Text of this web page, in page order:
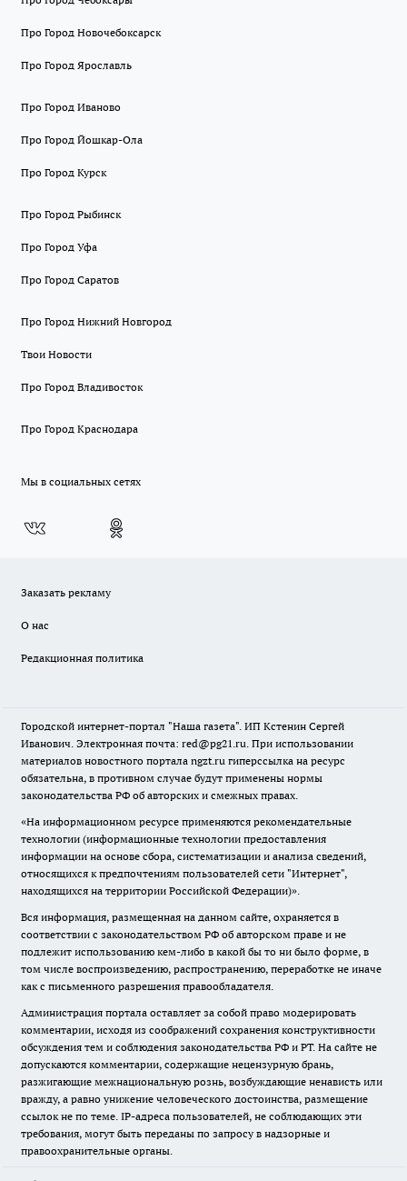
Про Город Новочебоксарск
Про Город Ярославль
Про Город Иваново
Про Город Йошкар-Ола
Про Город Курск
Про Город Рыбинск
Про Город Уфа
Про Город Саратов
Про Город Нижний Новгород
Твои Новости
Про Город Владивосток
Про Город Краснодара
Мы в социальных сетях
Заказать рекламу
О нас
Редакционная политика
Городской интернет-портал "Наша газета". ИП Кстенин Сергей
Иванович. Электронная почта: red@pg21.ru. При использовании
материалов новостного портала ngzt.ru гиперссылка на ресурс
обязательна, в противном случае будут применены нормы
законодательства РФ об авторских и смежных правах.
«На информационном ресурсе применяются рекомендательные
технологии (информационные технологии предоставления
информации на основе сбора, систематизации и анализа сведений,
относящихся к предпочтениям пользователей сети "Интернет",
находящихся на территории Российской Федерации)».
Вся информация, размещенная на данном сайте, охраняется в
соответствии с законодательством РФ об авторском праве и не
подлежит использованию кем-либо в какой бы то ни было форме, в
том числе воспроизведению, распространению, переработке не иначе
как с письменного разрешения правообладателя.
Администрация портала оставляет за собой право модерировать
комментарии, исходя из соображений сохранения конструктивности
обсуждения тем и соблюдения законодательства РФ и РТ. На сайте не
допускаются комментарии, содержащие нецензурную брань,
разжигающие межнациональную рознь, возбуждающие ненависть или
вражду, а равно унижение человеческого достоинства, размещение
ссылок не по теме. IP-адреса пользователей, не соблюдающих эти
требования, могут быть переданы по запросу в надзорные и
правоохранительные органы.